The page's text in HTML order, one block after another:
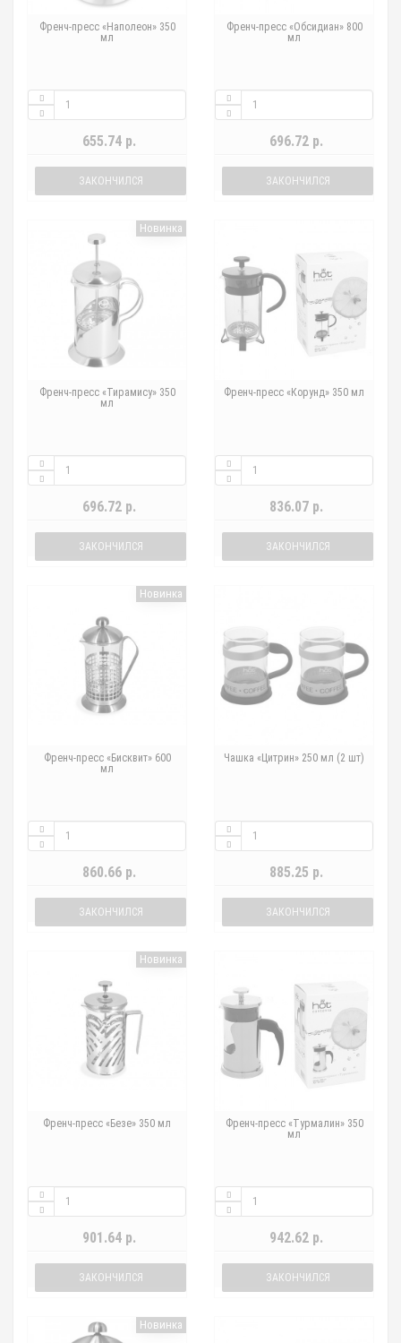
Френч-пресс «Наполеон» 350
мл
655.74 р.
ЗАКОНЧИЛСЯ
Френч-пресс «Обсидиан» 800
мл
696.72 р.
ЗАКОНЧИЛСЯ
Новинка
Френч-пресс «Тирамису» 350
мл
696.72 р.
ЗАКОНЧИЛСЯ
Френч-пресс «Корунд» 350 мл
836.07 р.
ЗАКОНЧИЛСЯ
Новинка
Френч-пресс «Бисквит» 600
мл
860.66 р.
ЗАКОНЧИЛСЯ
Чашка «Цитрин» 250 мл (2 шт)
885.25 р.
ЗАКОНЧИЛСЯ
Новинка
Френч-пресс «Безе» 350 мл
901.64 р.
ЗАКОНЧИЛСЯ
Френч-пресс «Турмалин» 350
мл
942.62 р.
ЗАКОНЧИЛСЯ
Новинка